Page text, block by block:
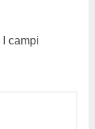
I campi